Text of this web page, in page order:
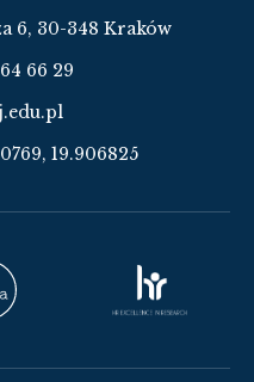
6, 30-348 Kraków
66 29
19.906825